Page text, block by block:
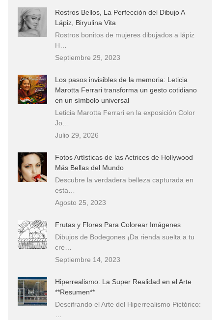
Rostros Bellos, La Perfección del Dibujo A
Lápiz, Biryulina Vita
Rostros bonitos de mujeres dibujados a lápiz
H…
Septiembre 29, 2023
Los pasos invisibles de la memoria: Leticia
Marotta Ferrari transforma un gesto cotidiano
en un símbolo universal
Leticia Marotta Ferrari en la exposición Color
Jo…
Julio 29, 2026
Fotos Artísticas de las Actrices de Hollywood
Más Bellas del Mundo
Descubre la verdadera belleza capturada en
esta…
Agosto 25, 2023
Frutas y Flores Para Colorear Imágenes
Dibujos de Bodegones ¡Da rienda suelta a tu
cre…
Septiembre 14, 2023
Hiperrealismo: La Super Realidad en el Arte
**Resumen**
Descifrando el Arte del Hiperrealismo Pictórico: